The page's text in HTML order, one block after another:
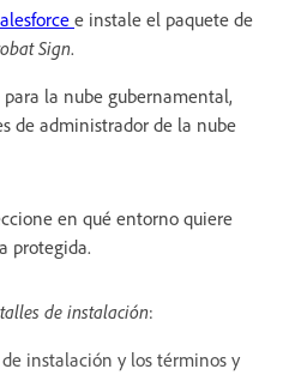
e instale el paquete de
Sign.
la nube gubernamental,
de administrador de la nube
en qué entorno quiere
protegida.
de instalación:
instalación y los términos y